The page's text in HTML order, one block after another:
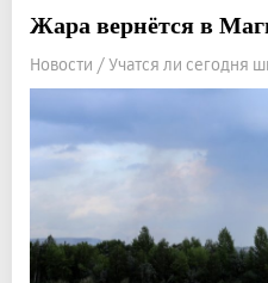
Жара вернётся в
Новости / Учатся ли сегодня